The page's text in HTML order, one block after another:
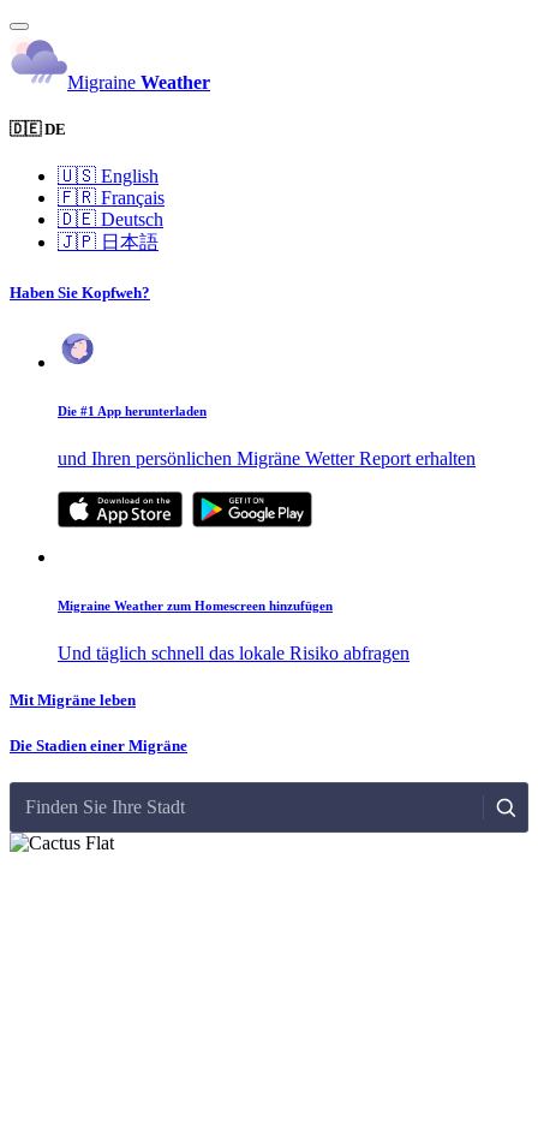
Migraine Weather
🇩🇪 DE
🇺🇸 English
🇫🇷 Français
🇩🇪 Deutsch
🇯🇵 日本語
Haben Sie Kopfweh?
Die #1 App herunterladen
und Ihren persönlichen Migräne Wetter Report erhalten
Migraine Weather zum Homescreen hinzufügen
Und täglich schnell das lokale Risiko abfragen
Mit Migräne leben
Die Stadien einer Migräne
Finden Sie Ihre Stadt